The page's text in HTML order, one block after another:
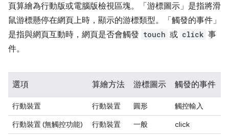
頁算繪為行動版或電腦版檢視區塊。「游標圖示」 是指將滑
鼠游標懸停在網頁上時，顯示的游標類型。「觸發的事件」
是指與網頁互動時，網頁是否會觸發 touch 或 click 事
件。
選項 算繪方法 游標圖示 觸發的事件
行動裝置 行動裝置 圓形
觸控輸入
行動裝置 (無觸控功能)
行動裝置 一般
click